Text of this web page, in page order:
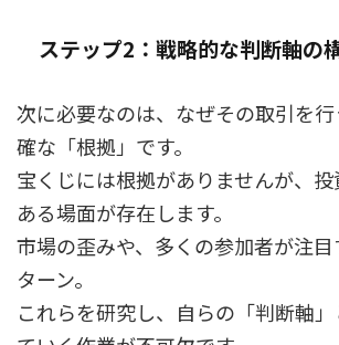
ステップ2：戦略的な判断軸の
次に必要なのは、なぜその取引を
確な「根拠」です。
宝くじには根拠がありませんが、
ある場面が存在します。
市場の歪みや、多くの参加者が注
ターン。
これらを研究し、自らの「判断軸